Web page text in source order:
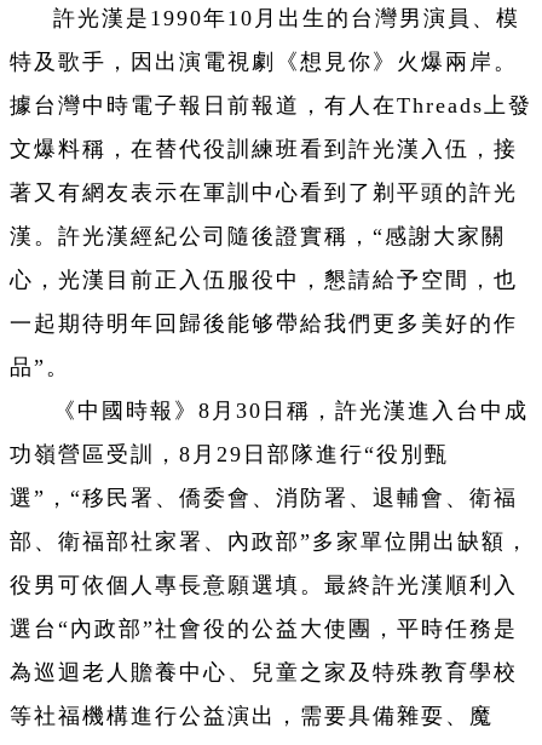
許光漢是1990年10月出生的台灣男演員、模
特及歌手，因出演電視劇《想見你》火爆兩岸。
據台灣中時電子報日前報道，有人在Threads上發
文爆料稱，在替代役訓練班看到許光漢入伍，接
著又有網友表示在軍訓中心看到了剃平頭的許光
漢。許光漢經紀公司隨後證實稱，“感謝大家關
心，光漢目前正入伍服役中，懇請給予空間，也
一起期待明年回歸後能够帶給我們更多美好的作
品”。
《中國時報》8月30日稱，許光漢進入台中成
功嶺營區受訓，8月29日部隊進行“役別甄
選”，“移民署、僑委會、消防署、退輔會、衛福
部、衛福部社家署、內政部”多家單位開出缺額，
役男可依個人專長意願選填。最終許光漢順利入
選台“內政部”社會役的公益大使團，平時任務是
為巡迴老人贍養中心、兒童之家及特殊教育學校
等社福機構進行公益演出，需要具備雜耍、魔